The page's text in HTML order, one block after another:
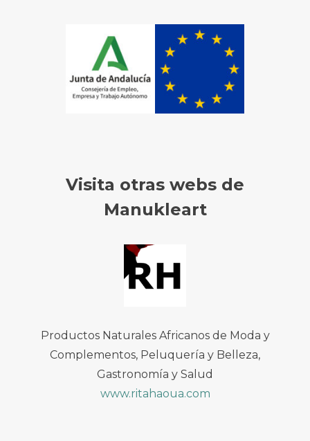
Visita otras webs de
Manukleart
Productos Naturales Africanos de Moda y
Complementos, Peluquería y Belleza,
Gastronomía y Salud
www.ritahaoua.com